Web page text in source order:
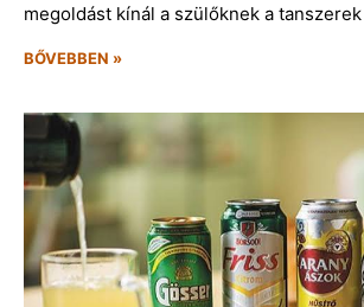
megoldást kínál a szülőknek a
BŐVEBBEN »